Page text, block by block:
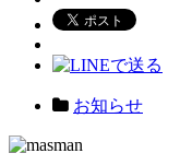
お知らせ